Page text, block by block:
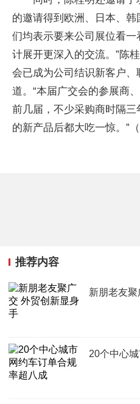
的邀请得到欧洲、日本、
们均表示要来公司展位看
计展开更深入的交流。”陈
会已成为公司结识新客户
道。“本届广交会的参展商
前几届，不少采购商时隔
的新产品后都大吃一惊。”
推荐内容
新朋老友
20个中心